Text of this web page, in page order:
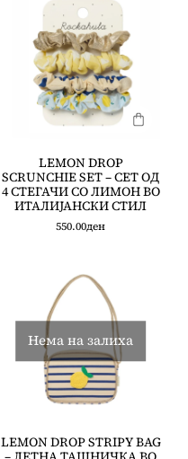
LEMON DROP
SCRUNCHIE SET – СЕТ ОД
4 СТЕГАЧИ СО ЛИМОН ВО
ИТАЛИЈАНСКИ СТИЛ
550.00ден
Нема на залиха
LEMON DROP STRIPY BAG